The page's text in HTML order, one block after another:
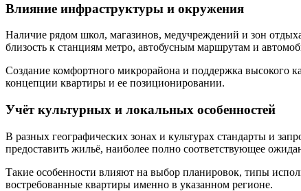
Влияние инфраструктуры и окружения
Наличие рядом школ, магазинов, медучреждений и зон
близость к станциям метро, автобусным маршрутам и
Создание комфортного микрорайона и поддержка высокого
концепции квартиры и ее позиционировании.
Учёт культурных и локальных особенностей
В разных географических зонах и культурах стандарты и
предоставить жильё, наиболее полно соответствующее
Такие особенности влияют на выбор планировок, типы
востребованные квартиры именно в указанном регионе.